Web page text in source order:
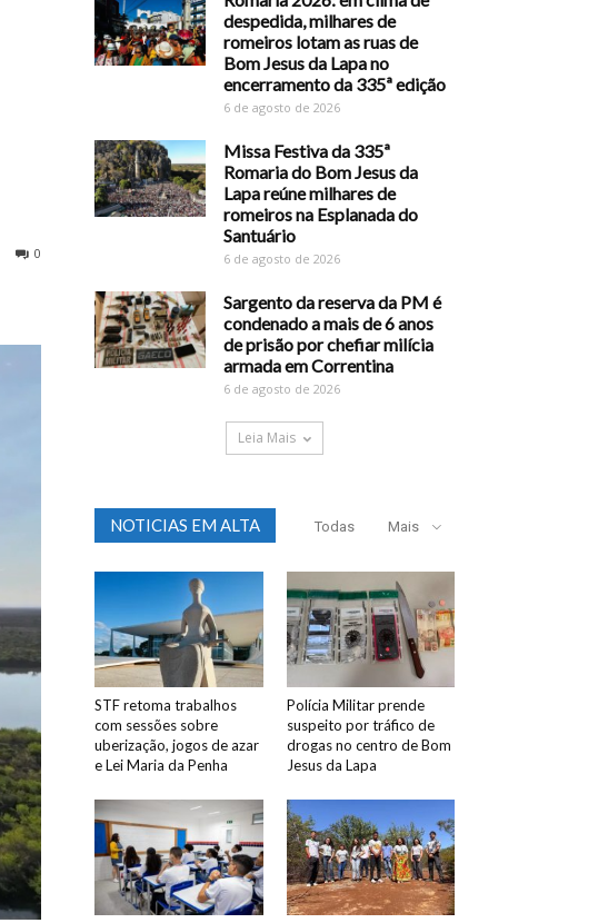
0
despedida, milhares de
romeiros lotam as ruas de
Bom Jesus da Lapa no
encerramento da 335ª edição
6 de agosto de 2026
Missa Festiva da 335ª
Romaria do Bom Jesus da
Lapa reúne milhares de
romeiros na Esplanada do
Santuário
6 de agosto de 2026
Sargento da reserva da PM é
condenado a mais de 6 anos
de prisão por chefiar milícia
armada em Correntina
6 de agosto de 2026
Leia Mais
NOTICIAS EM ALTA Todas Mais
STF retoma trabalhos
com sessões sobre
uberização, jogos de azar
e Lei Maria da Penha
Polícia Militar prende
suspeito por tráfico de
drogas no centro de Bom
Jesus da Lapa